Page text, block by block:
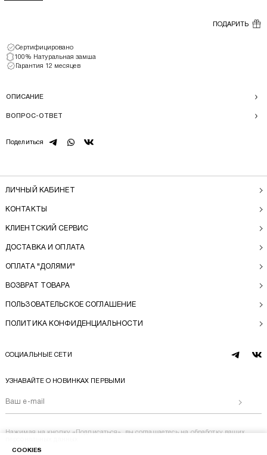
ПОДАРИТЬ
Сертифицировано
100% Натуральная замша
Гарантия 12 месяцев
ОПИСАНИЕ
ВОПРОС-ОТВЕТ
Поделиться telegramwhatsapp
vk
ЛИЧНЫЙ КАБИНЕТ
КОНТАКТЫ
КЛИЕНТСКИЙ СЕРВИС
ДОСТАВКА И ОПЛАТА
ОПЛАТА "ДОЛЯМИ"
ВОЗВРАТ ТОВАРА
ПОЛЬЗОВАТЕЛЬСКОЕ СОГЛАШЕНИЕ
ПОЛИТИКА КОНФИДЕНЦИАЛЬНОСТИ
СОЦИАЛЬНЫЕ СЕТИ
telegram
vk
УЗНАВАЙТЕ О НОВИНКАХ ПЕРВЫМИ
Нажимая на кнопку «Подписаться», вы соглашаетесь на обработку ваших
COOKIES